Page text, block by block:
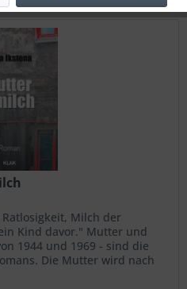
Milch der
Kind davor." Mutter und
1944 und 1969 - sind die
Die Mutter wird nach